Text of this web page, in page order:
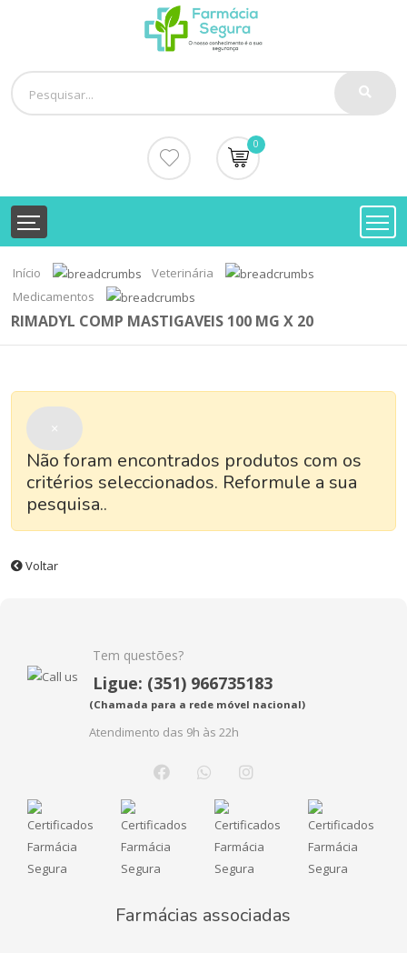
0
Início
Veterinária
Medicamentos
RIMADYL COMP MASTIGAVEIS 100 MG X 20
×
Não foram encontrados produtos com os
critérios seleccionados. Reformule a sua
pesquisa..
Voltar
Tem questões?
Ligue: (351) 966735183
(Chamada para a rede móvel nacional)
Atendimento das 9h às 22h
Farmácias associadas